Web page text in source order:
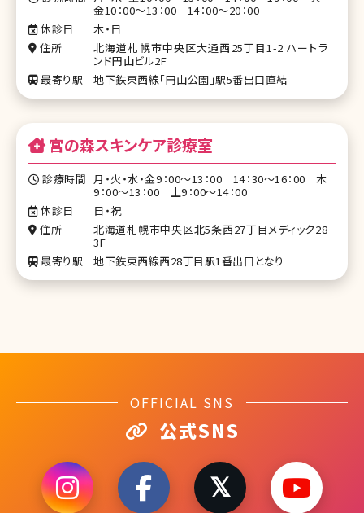
金10：00～13：00 14：00～20：00
休診日
木・日
住所
北海道札幌市中央区大通西25丁目1-2 ハートラ
ンド円山ビル2F
最寄り駅
地下鉄東西線「円山公園」駅5番出口直結
宮の森スキンケア診療室
診療時間 月・火・水・金9：00～13：00 14：30～16：00 木
9：00～13：00 土9：00～14：00
休診日
日・祝
住所
北海道札幌市中央区北5条西27丁目メディック28
3F
最寄り駅
地下鉄東西線西28丁目駅1番出口となり
OFFICIAL SNS
公式SNS